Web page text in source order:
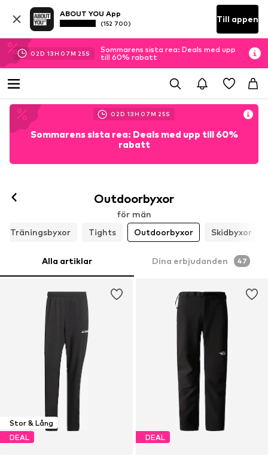
ABOUT YOU App
(152 700) Till appen
02D 13H 07M 23S
Sommarens sista rea: Deals med upp
till 60% rabatt
02D 13H 07M 23S
Sommarens sista rea: Deals med upp till 60%
rabatt
Outdoorbyxor
för män
Träningsbyxor
Tights Outdoorbyxor Skidbyxor
Alla artiklar Dina erbjudanden 47
Stor & Lång
DEAL
DEAL